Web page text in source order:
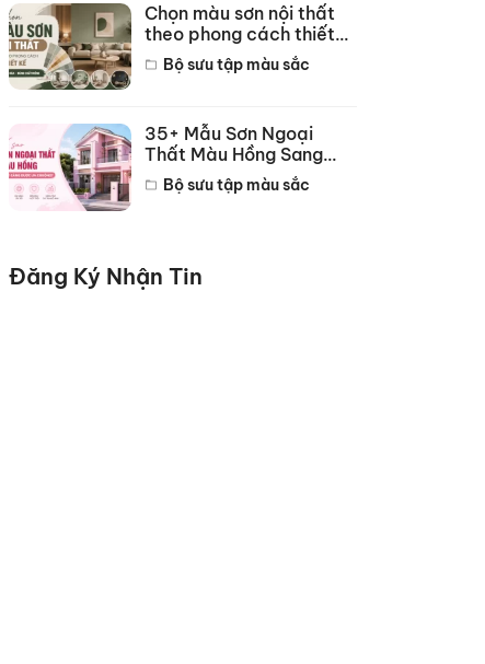
Chọn màu sơn nội thất
theo phong cách thiết
kế hot năm 2026
Bộ sưu tập màu sắc
35+ Mẫu Sơn Ngoại
Thất Màu Hồng Sang
Trọng Đẹp Nhất 2026
Bộ sưu tập màu sắc
Đăng Ký Nhận Tin